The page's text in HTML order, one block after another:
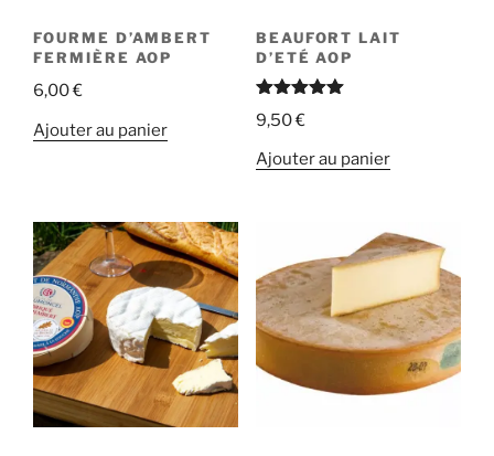
FOURME D’AMBERT
FERMIÈRE AOP
6,00€
Ajouter au panier
BEAUFORT LAIT
D’ETÉ AOP
Note 5.00
sur 5
9,50€
Ajouter au panier